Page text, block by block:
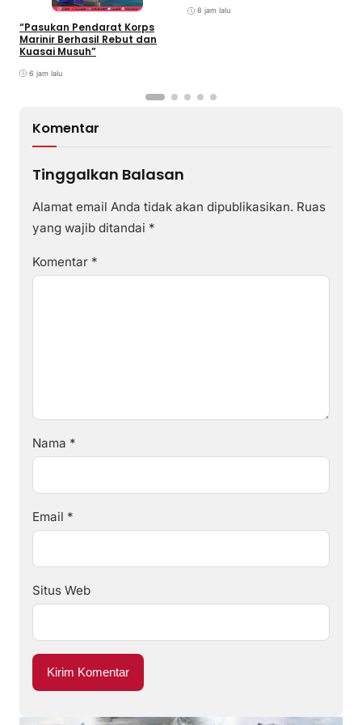
“Pasukan Pendarat Korps
Marinir Berhasil Rebut dan
Kuasai Musuh”
6 jam lalu
Football sebagai Festival
8 jam lalu
Komentar
Tinggalkan Balasan
Alamat email Anda tidak akan dipublikasikan. Ruas
yang wajib ditandai *
Komentar *
Nama *
Email *
Situs Web